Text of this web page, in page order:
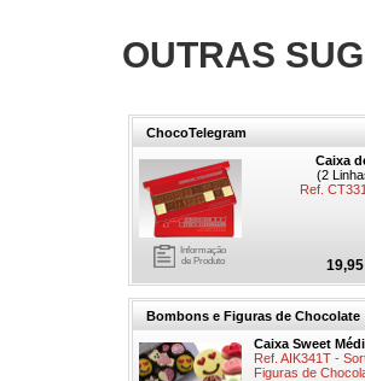
OUTRAS
ChocoTelegram
Informação
de Produto
Caixa
(2
Ref.
Bombons e Figuras de Chocolate
Caixa Sweet
Ref. AIK341T -
Figuras de